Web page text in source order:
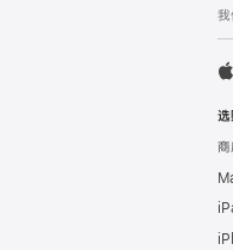
我
选
商